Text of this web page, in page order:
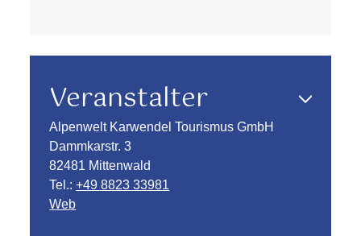
Veranstalter
Alpenwelt Karwendel Tourismus GmbH
Dammkarstr. 3
82481 Mittenwald
Tel.:+49 8823 33981
Web